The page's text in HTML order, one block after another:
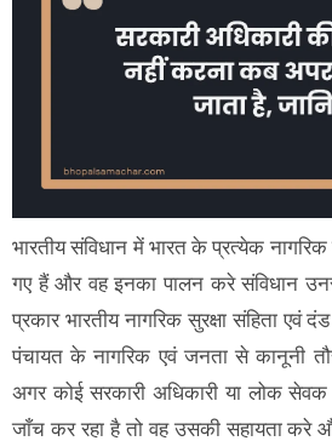
भारतीय संविधान में भारत के प्रत्येक
गए हैं और वह इनका पालन करे संविधान
प्रकार भारतीय नागरिक सुरक्षा संहिता एवं
पंचायत के नागरिक एवं जनता से कानूनी
अगर कोई सरकारी अधिकारी या लोक
जाँच कर रहा है तो वह उसकी सहायता करे